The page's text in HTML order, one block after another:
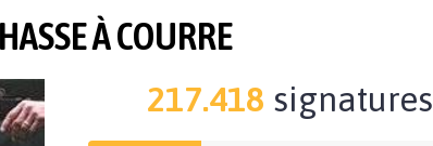
À COURRE
217.418 signatures